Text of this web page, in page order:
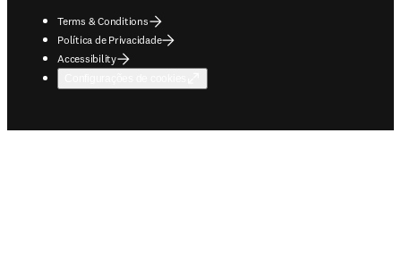
Terms & Conditions
Política de Privacidade
Accessibility